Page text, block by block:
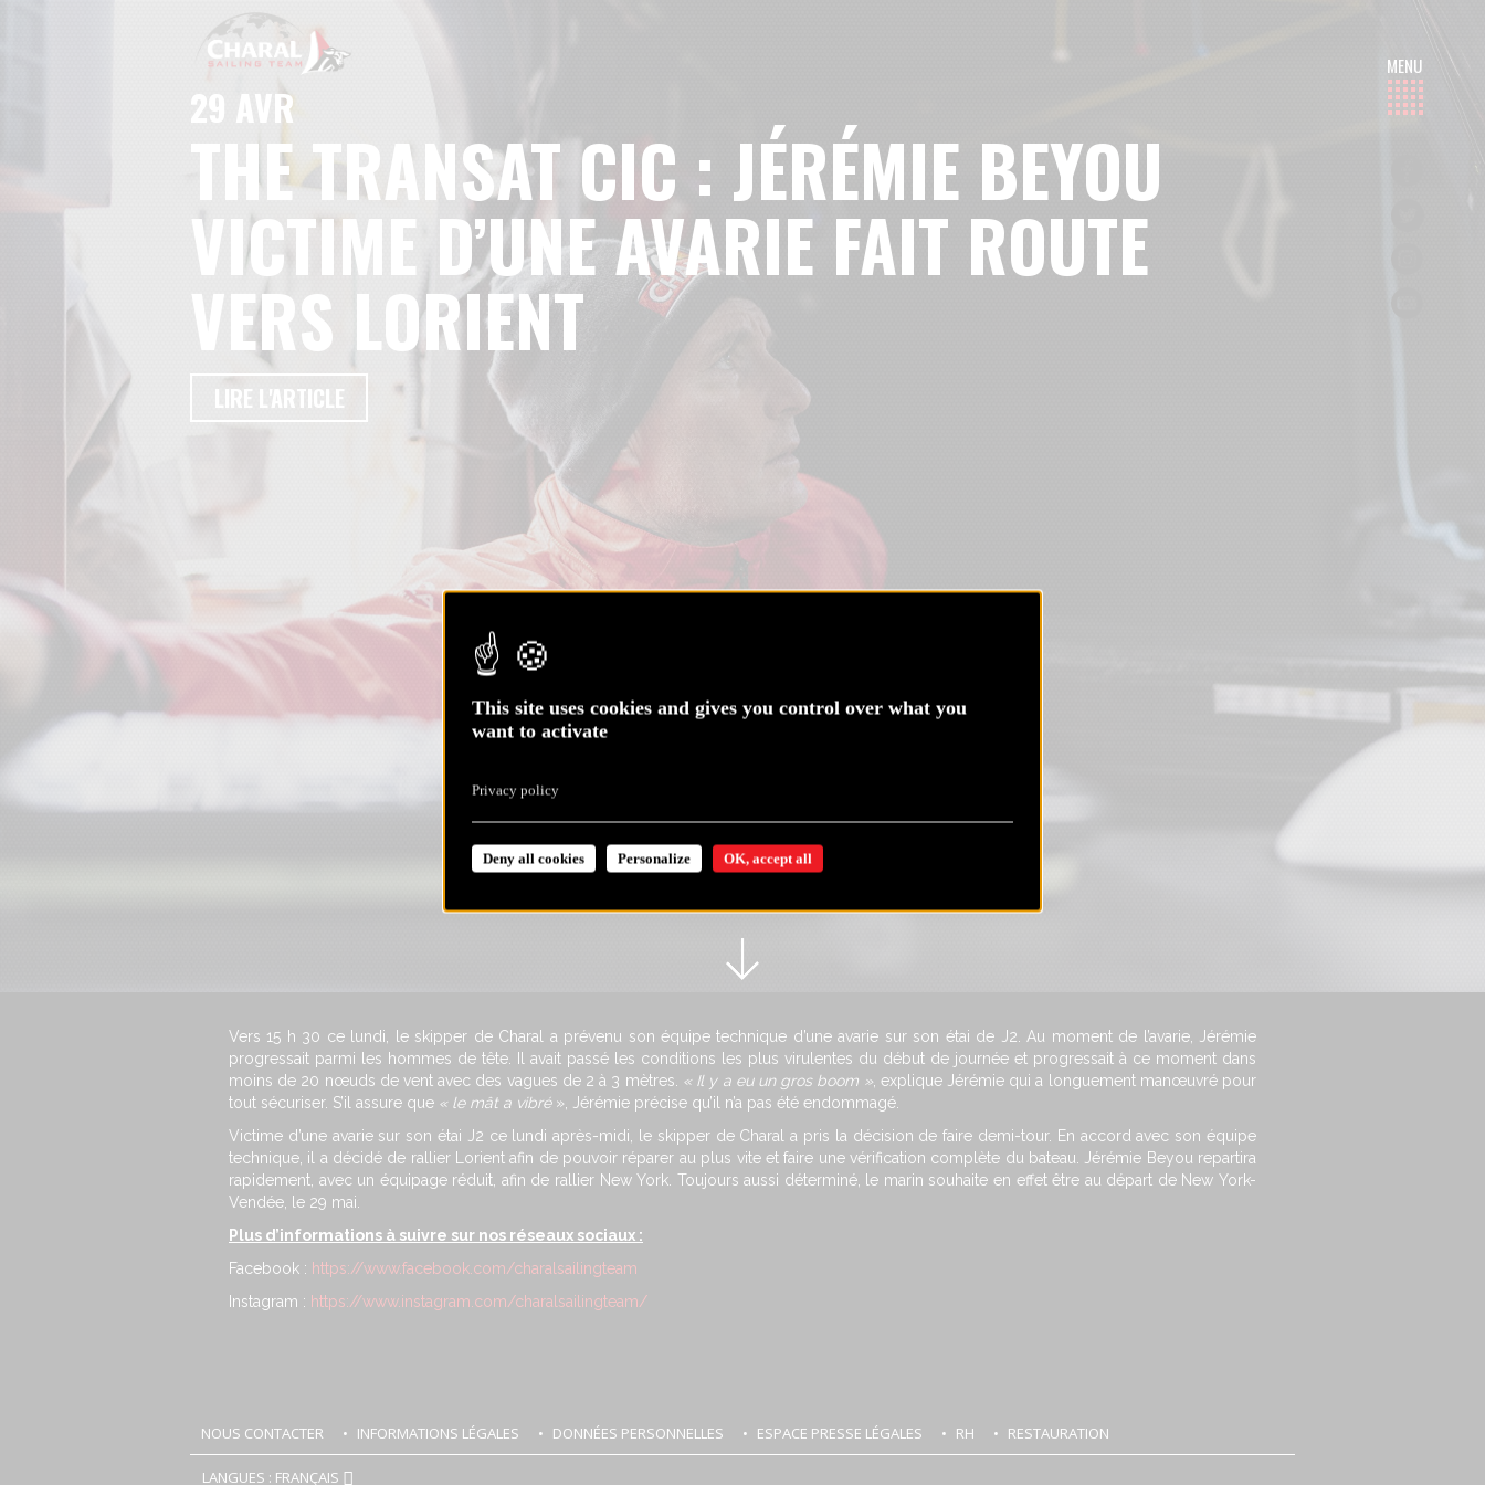
29 AVR
THE TRANSAT CIC : JÉRÉMIE BEYOU
VICTIME D’UNE AVARIE FAIT ROUTE
VERS LORIENT
LIRE L'ARTICLE
Vers 15 h 30 ce lundi, le skipper de Charal a prévenu son équipe technique d’une avarie sur son étai de J2. Au moment de l’avarie, Jérémie
progressait parmi les hommes de tête. Il avait passé les conditions les plus virulentes du début de journée et progressait à ce moment dans
moins de 20 nœuds de vent avec des vagues de 2 à 3 mètres. « Il y a eu un gros boom », explique Jérémie qui a longuement manœuvré pour
tout sécuriser. S’il assure que « le mât a vibré », Jérémie précise qu’il n’a pas été endommagé.
Victime d’une avarie sur son étai J2 ce lundi après-midi, le skipper de Charal a pris la décision de faire demi-tour. En accord avec son équipe
technique, il a décidé de rallier Lorient afin de pouvoir réparer au plus vite et faire une vérification complète du bateau. Jérémie Beyou repartira
rapidement, avec un équipage réduit, afin de rallier New York. Toujours aussi déterminé, le marin souhaite en effet être au départ de New York-
Vendée, le 29 mai.
Plus d’informations à suivre sur nos réseaux sociaux :
Facebook : https://www.facebook.com/charalsailingteam
Instagram : https://www.instagram.com/charalsailingteam/
NOUS CONTACTER INFORMATIONS LÉGALES DONNÉES PERSONNELLES ESPACE PRESSE LÉGALES RH RESTAURATION
LANGUES : FRANÇAIS
This site uses cookies and gives you control over what you
want to activate
OK, accept all
Deny all cookies Personalize
Privacy policy